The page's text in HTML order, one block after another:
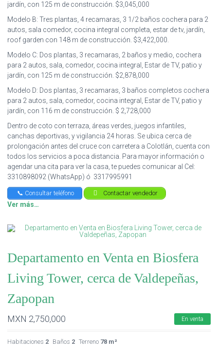
jardín, con 125 m de construcción. $3,045,000
Modelo B: Tres plantas, 4 recamaras, 3 1/2 baños cochera para 2
autos, sala comedor, cocina integral completa, estar de tv, jardín,
roof garden con 148 m de construcción. $3,422,000.
Modelo C: Dos plantas, 3 recamaras, 2 baños y medio, cochera
para 2 autos, sala, comedor, cocina integral, Estar de TV, patio y
jardín, con 125 m de construcción. $2,878,000
Modelo D: Dos plantas, 3 recamaras, 3 baños completos cochera
para 2 autos, sala, comedor, cocina integral, Estar de TV, patio y
jardín, con 116 m de construcción. $ 2,728,000
Dentro de coto con terraza, áreas verdes, juegos infantiles,
canchas deportivas, y vigilancia 24 horas. Se ubica cerca de
prolongación antes del cruce con carretera a Colotlán, cuenta con
todos los servicios a poca distancia. Para mayor información o
agendar una cita para ver la casa, te puedes comunicar al Cel:
3310898092 (WhatsApp) ó 3317995991
📞 Consultar teléfono Contactar vendedor
Ver más…
Departamento en Venta en Biosfera
Living Tower, cerca de Valdepeñas,
Zapopan
MXN 2,750,000 En venta
Habitaciones 2 Baños 2 Terreno 78 m²